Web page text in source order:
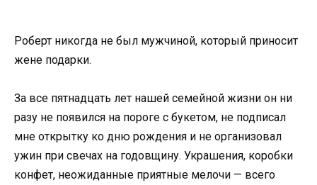
Роберт никогда не был мужчиной, который приносит
жене подарки.
За все пятнадцать лет нашей семейной жизни он ни
разу не появился на пороге с букетом, не подписал
мне открытку ко дню рождения и не организовал
ужин при свечах на годовщину. Украшения, коробки
конфет, неожиданные приятные мелочи — всего